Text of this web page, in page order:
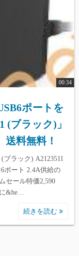
00:34
ポートを
(ブラック)」
送料無料！
ブラック) A2123511
ポート 2.4A供給の
セール特価2,590
&he…
続きを読む